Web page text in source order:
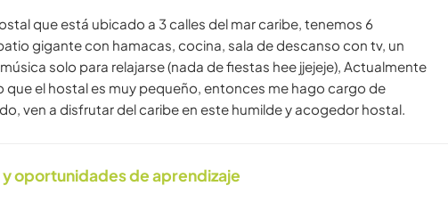
que está ubicado a 3 calles del mar caribe, tenemos 6
gigante con hamacas, cocina, sala de descanso con tv, un
solo para relajarse (nada de fiestas hee jjejeje), Actualmente
que el hostal es muy pequeño, entonces me hago cargo de
ven a disfrutar del caribe en este humilde y acogedor hostal.
oportunidades de aprendizaje